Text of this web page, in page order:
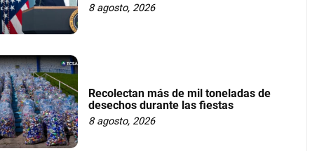
8 agosto, 2026
Recolectan más de mil toneladas de
desechos durante las fiestas
8 agosto, 2026